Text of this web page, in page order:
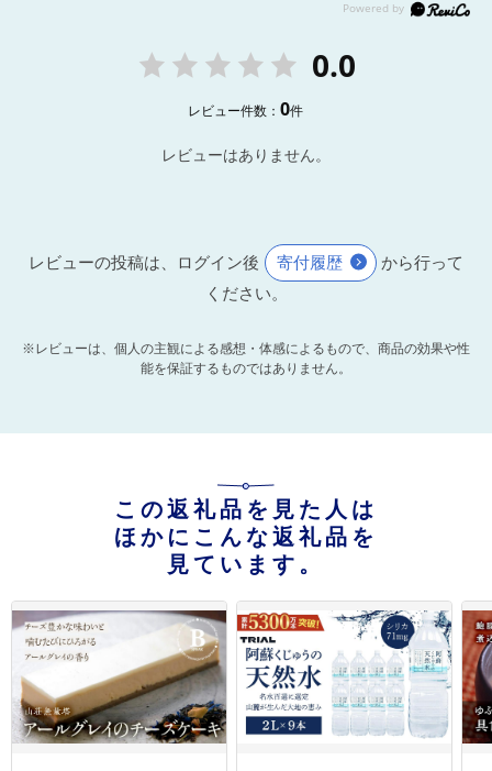
0.0
レビュー件数：0件
レビューはありません。
レビューの投稿は、ログイン後 寄付履歴
から行って
ください。
※レビューは、個人の主観による感想・体感によるもので、商品の効果や性
能を保証するものではありません。
この返礼品を見た人は
ほかにこんな返礼品を
見ています。